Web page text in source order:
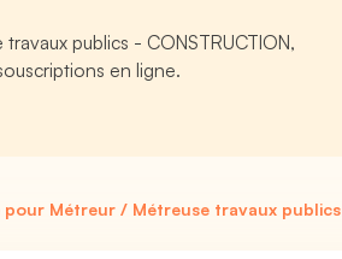
publics - CONSTRUCTION,
en ligne.
pour Métreur / Métreuse travaux publics